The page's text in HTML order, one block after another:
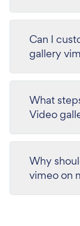
Can I
gallery
What
Video
Why
vimeo on